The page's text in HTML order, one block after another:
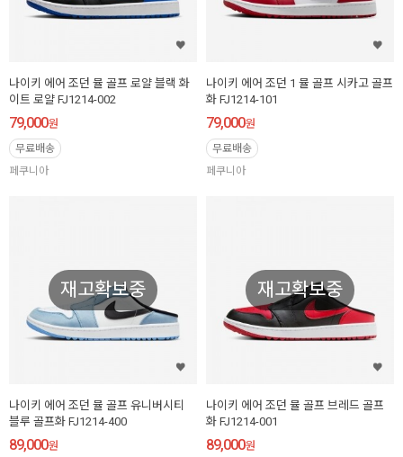
나이키 에어 조던 뮬 골프 로얄 블랙 화
이트 로얄 FJ1214-002
79,000원
무료배송
페쿠니아
나이키 에어 조던 1 뮬 골프 시카고 골프
화 FJ1214-101
79,000원
무료배송
페쿠니아
재고확보중
나이키 에어 조던 뮬 골프 유니버시티
블루 골프화 FJ1214-400
89,000원
재고확보중
나이키 에어 조던 뮬 골프 브레드 골프
화 FJ1214-001
89,000원